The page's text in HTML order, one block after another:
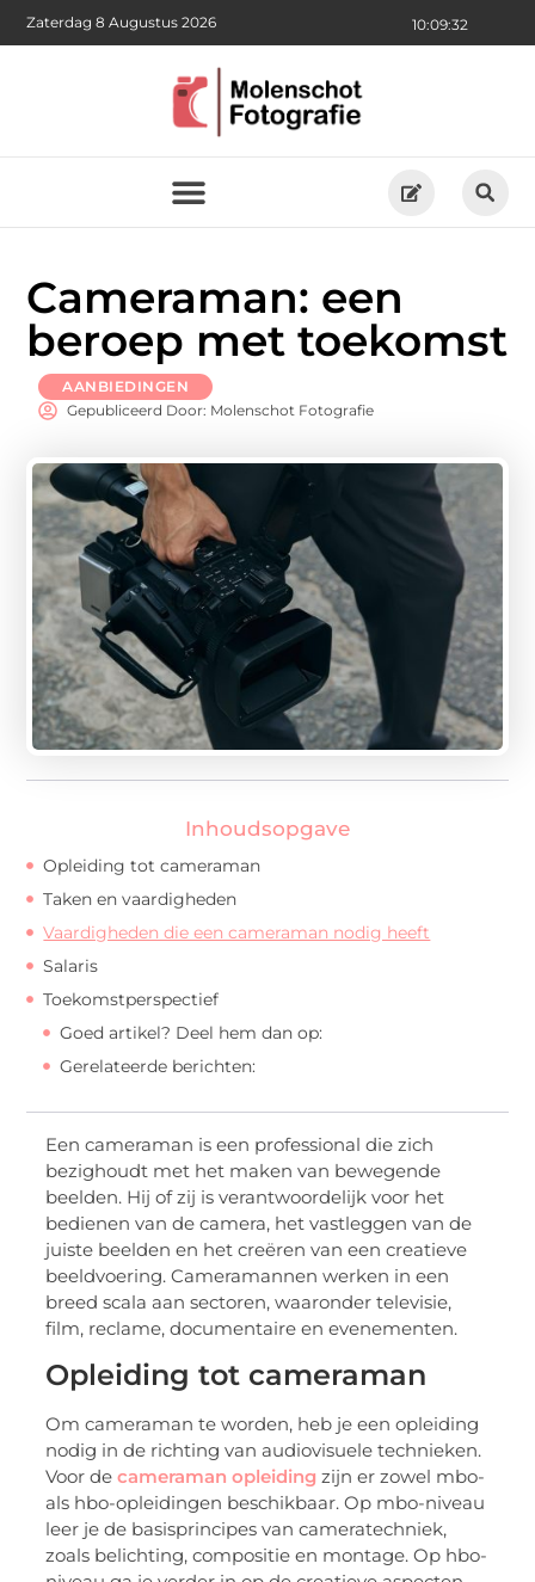
10:09:33
Zaterdag 8 Augustus 2026
Cameraman: een
beroep met toekomst
AANBIEDINGEN
Gepubliceerd Door: Molenschot Fotografie
Inhoudsopgave
Opleiding tot cameraman
Taken en vaardigheden
Vaardigheden die een cameraman nodig heeft
Salaris
Toekomstperspectief
Goed artikel? Deel hem dan op:
Gerelateerde berichten:
Een cameraman is een professional die zich
bezighoudt met het maken van bewegende
beelden. Hij of zij is verantwoordelijk voor het
bedienen van de camera, het vastleggen van de
juiste beelden en het creëren van een creatieve
beeldvoering. Cameramannen werken in een
breed scala aan sectoren, waaronder televisie,
film, reclame, documentaire en evenementen.
Opleiding tot cameraman
Om cameraman te worden, heb je een opleiding
nodig in de richting van audiovisuele technieken.
Voor decameraman opleiding zijn er zowel mbo-
als hbo-opleidingen beschikbaar. Op mbo-niveau
leer je de basisprincipes van cameratechniek,
zoals belichting, compositie en montage. Op hbo-